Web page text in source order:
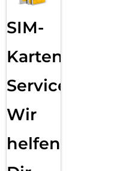
SIM-
Karten
Service:
Wir
helfen